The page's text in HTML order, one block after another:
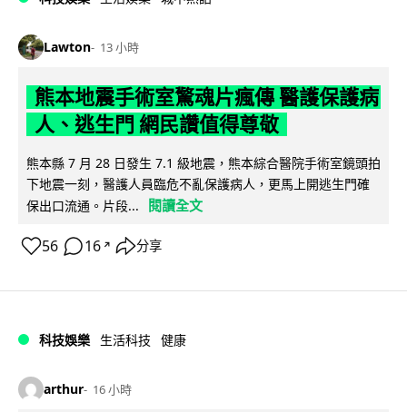
Lawton 13 小時
熊本地震手術室驚魂片瘋傳 醫護保護病
人、逃生門 網民讚值得尊敬
熊本縣 7 月 28 日發生 7.1 級地震，熊本綜合醫院手術室鏡頭拍
下地震一刻，醫護人員臨危不亂保護病人，更馬上開逃生門確
保出口流通。片段...
閱讀全文
56 16 ↗ 分享
科技娛樂 生活科技 健康
arthur 16 小時